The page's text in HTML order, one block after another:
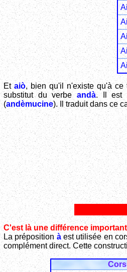
Etaiò, bien qu'il n'existe qu'à ce
substitut du verbeandà. Il est
(andèmucine). Il traduit dans ce
C'est là une différence
La préposition àest utilisée en
complément direct. Cette